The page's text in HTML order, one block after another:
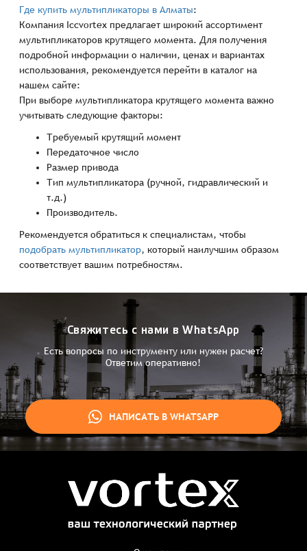
Заказ успешно оформлен
Спасибо, что выбрали нас! Менеджер свяжется с Вами в
Где купить мультипликаторы в Алматы:
Компания Iccvortex предлагает широкий ассортимент
мультипликаторов крутящего момента. Для получения
подробной информации о наличии, ценах и вариантах
использования, рекомендуется перейти в каталог на
нашем сайте:
При выборе мультипликатора крутящего момента важно
учитывать следующие факторы:
Требуемый крутящий момент
Передаточное число
Размер привода
Тип мультипликатора (ручной, гидравлический и
т.д.)
Производитель.
Рекомендуется обратиться к специалистам, чтобы
подобрать мультипликатор, который наилучшим образом
соответствует вашим потребностям.
Свяжитесь с нами в WhatsApp
Есть вопросы по инструменту или нужен расчет?
Ответим оперативно!
НАПИСАТЬ В WHATSAPP